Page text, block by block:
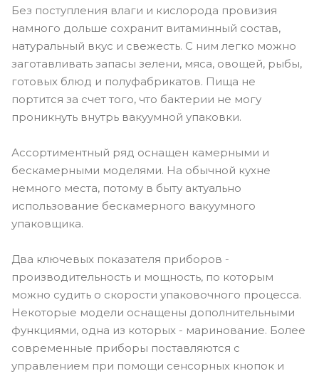
Без поступления влаги и кислорода провизия
намного дольше сохранит витаминный состав,
натуральный вкус и свежесть. С ним легко можно
заготавливать запасы зелени, мяса, овощей, рыбы,
готовых блюд и полуфабрикатов. Пища не
портится за счет того, что бактерии не могу
проникнуть внутрь вакуумной упаковки.
Ассортиментный ряд оснащен камерными и
бескамерными моделями. На обычной кухне
немного места, потому в быту актуально
использование бескамерного вакуумного
упаковщика.
Два ключевых показателя приборов -
производительность и мощность, по которым
можно судить о скорости упаковочного процесса.
Некоторые модели оснащены дополнительными
функциями, одна из которых - маринование. Более
современные приборы поставляются с
управлением при помощи сенсорных кнопок и